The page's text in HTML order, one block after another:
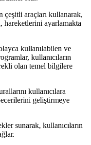
çeşitli araçları kullanarak,
hareketlerini ayarlamakta
kullanılabilen ve
kullanıcıların
olan temel bilgilere
kullanıcılara
geliştirmeye
sunarak, kullanıcıların